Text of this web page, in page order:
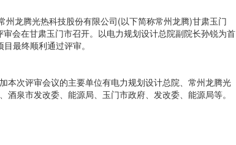
州龙腾光热科技股份有限公司(以下简称常州龙腾)甘肃玉门
会在甘肃玉门市召开。以电力规划设计总院副院长孙锐为首
最终顺利通过评审。
本次评审会议的主要单位有电力规划设计总院、常州龙腾光
泉市发改委、能源局、玉门市政府、发改委、能源局等。